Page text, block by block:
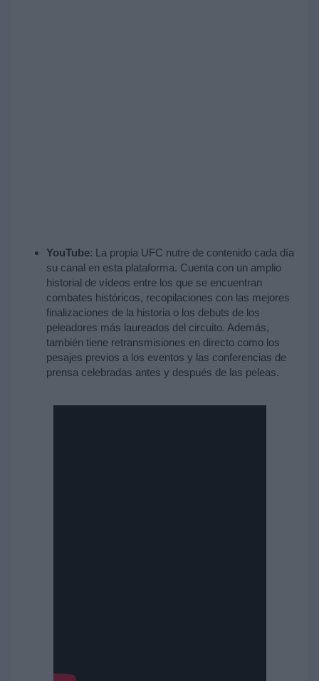
YouTube: La propia UFC nutre de contenido cada día
su canal en esta plataforma. Cuenta con un amplio
historial de vídeos entre los que se encuentran
combates históricos, recopilaciones con las mejores
finalizaciones de la historia o los debuts de los
peleadores más laureados del circuito. Además,
también tiene retransmisiones en directo como los
pesajes previos a los eventos y las conferencias de
prensa celebradas antes y después de las peleas.